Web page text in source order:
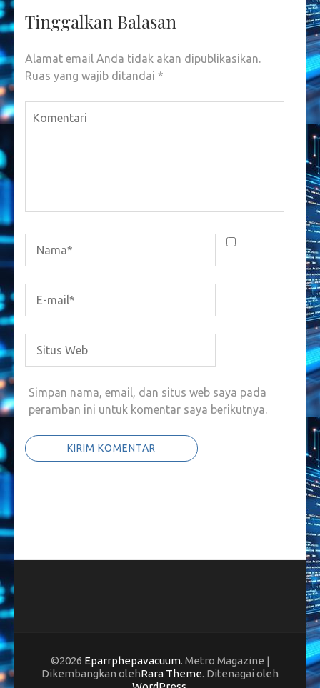
Tinggalkan Balasan
Alamat email Anda tidak akan dipublikasikan.
Ruas yang wajib ditandai *
Simpan nama, email, dan situs web saya pada
peramban ini untuk komentar saya berikutnya.
©2026 Eparrphepavacuum. Metro Magazine |
Dikembangkan olehRara Theme. Ditenagai oleh